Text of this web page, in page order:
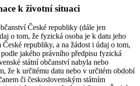
k životní situaci
České republiky (dále jen
o tom, že fyzická osoba je k datu jeho
republiky, a na žádost i údaj o tom,
jakého právního předpisu fyzická
státní občanství nabyla nebo
že k určitému datu nebo v určitém období
či československým státním